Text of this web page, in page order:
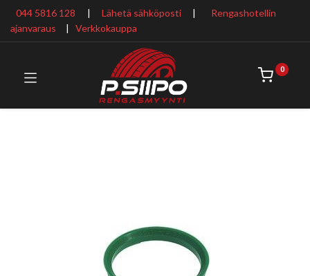
044 5816 128 | Lähetä sähköposti |
Rengashotellin
ajanvaraus
​ | Verkkokauppa
0